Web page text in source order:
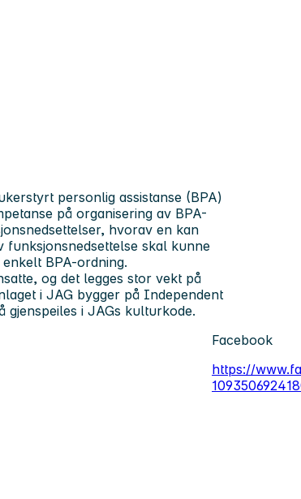
personlig assistanse (BPA)
på organisering av BPA-
hvorav en kan
skal kunne
BPA-ordning.
og det legges stor vekt på
i JAG bygger på Independent
gjenspeiles i JAGs kulturkode.
Facebook
https://